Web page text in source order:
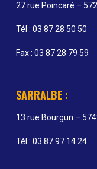
27 rue Poincaré –
Tél : 03 87 28 50 50
Fax : 03 87 28 79 59
SARRALBE :
13 rue Bourgun –
Tél : 03 87 97 14 24